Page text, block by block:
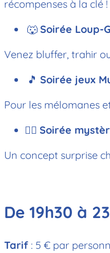
récompenses à la clé !
🐺 Soirée Loup-
Venez bluffer, trahir
🎵 Soirée jeux
Pour les mélomanes
🕵️‍♂️ Soirée
Un concept surprise
De 19h30 à
Tarif : 5 €